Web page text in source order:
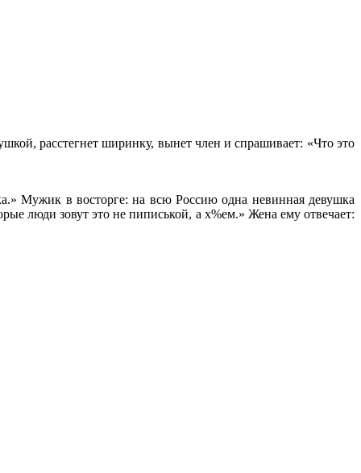
расстегнет ширинку, вынет член и спрашивает: «Что это
Мужик в восторге: на всю Россию одна невинная девушка
люди зовут это не пиписькой, а х%ем.» Жена ему отвечает: